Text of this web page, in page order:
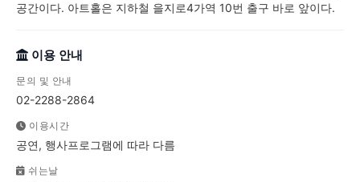
공간이다. 아트홀은 지하철 을지로4가역 10번 출구 바로 앞이다.
이용 안내
문의 및 안내
02-2288-2864
이용시간
공연, 행사프로그램에 따라 다름
쉬는날